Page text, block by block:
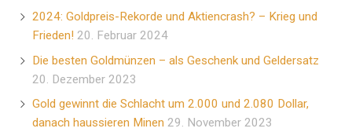
2024: Goldpreis-Rekorde und Aktiencrash? – Krieg und
Frieden! 20. Februar 2024
Die besten Goldmünzen – als Geschenk und Geldersatz
20. Dezember 2023
Gold gewinnt die Schlacht um 2.000 und 2.080 Dollar,
danach haussieren Minen 29. November 2023